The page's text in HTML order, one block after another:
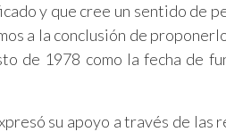
y que cree un sentido de
a la conclusión de
de 1978 como la fecha de
su apoyo a través de las